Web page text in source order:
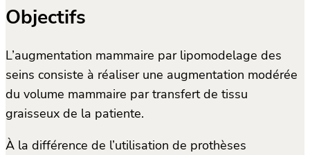
Objectifs
L’augmentation mammaire par lipomodelage des
seins consiste à réaliser une augmentation modérée
du volume mammaire par transfert de tissu
graisseux de la patiente.
À la différence de l’utilisation de prothèses